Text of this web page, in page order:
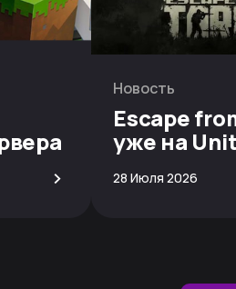
>
Новость
Escape
уже на
28 Июля 2026